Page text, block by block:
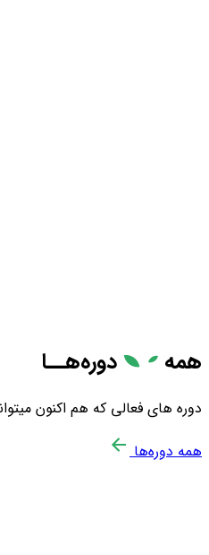
همه دوره‌هــا
دوره های فعالی که هم اکنون
همه دوره‌ها